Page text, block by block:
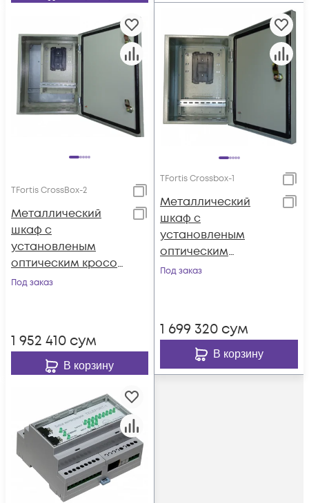
TFortis CrossBox-2
Металлический
шкаф с
установленым
оптическим кросом
для PSW-2G-UPS
Под заказ
1 952 410 сум
В корзину
TFortis Crossbox-1
Металлический
шкаф с
установленым
оптическим
кроссом для PSW
Под заказ
1 699 320 сум
В корзину